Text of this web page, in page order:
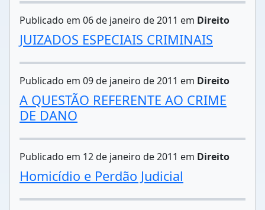
Publicado em 06 de janeiro de 2011 em Direito
JUIZADOS ESPECIAIS CRIMINAIS
Publicado em 09 de janeiro de 2011 em Direito
A QUESTÃO REFERENTE AO CRIME
DE DANO
Publicado em 12 de janeiro de 2011 em Direito
Homicídio e Perdão Judicial